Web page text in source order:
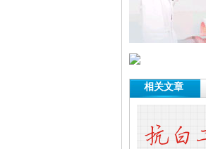
相关文章